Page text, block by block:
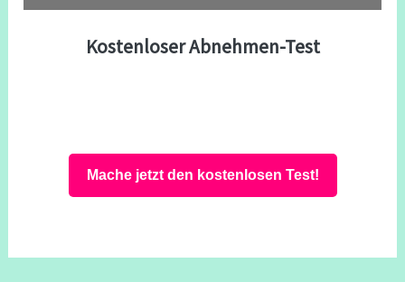
Kostenloser Abnehmen-Test
Mache jetzt den kostenlosen Test!